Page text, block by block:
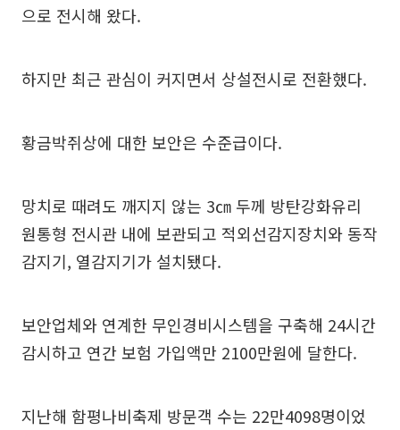
으로 전시해 왔다.
하지만 최근 관심이 커지면서 상설전시로 전환했다.
황금박쥐상에 대한 보안은 수준급이다.
망치로 때려도 깨지지 않는 3㎝ 두께 방탄강화유리
원통형 전시관 내에 보관되고 적외선감지장치와 동작
감지기, 열감지기가 설치됐다.
보안업체와 연계한 무인경비시스템을 구축해 24시간
감시하고 연간 보험 가입액만 2100만원에 달한다.
지난해 함평나비축제 방문객 수는 22만4098명이었